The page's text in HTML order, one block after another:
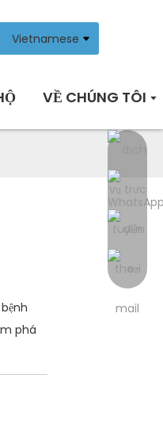
Vietnamese
VỀ CHÚNG TÔI
phá